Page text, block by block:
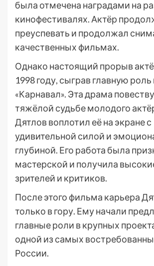
была отмечена наградами на
кинофестивалях. Актёр
преуспевать и продолжал
качественных фильмах.
Однако настоящий прорыв
1998 году, сыграв главную
«Карнавал». Эта драма
тяжёлой судьбе молодого
Дятлов воплотил её на экране с
удивительной силой и
глубиной. Его работа была
мастерской и получила
зрителей и критиков.
После этого фильма карьера
только в гору. Ему начали
главные роли в крупных
одной из самых
России.